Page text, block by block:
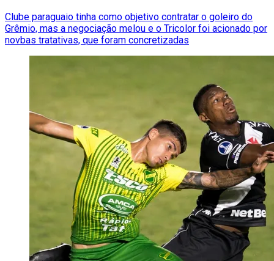
Clube paraguaio tinha como objetivo contratar o goleiro do
Grêmio, mas a negociação melou e o Tricolor foi acionado por
novbas tratativas, que foram concretizadas